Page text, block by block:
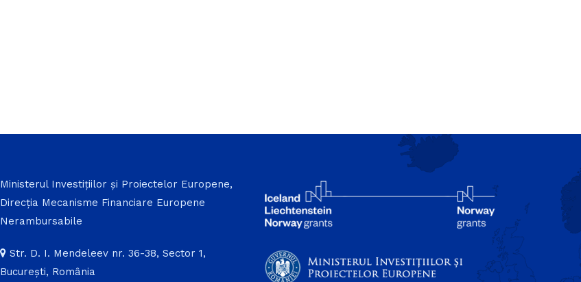
Ministerul Investițiilor și Proiectelor Europene,
Direcția Mecanisme Financiare Europene
Nerambursabile
Str. D. I. Mendeleev nr. 36-38, Sector 1,
București, România